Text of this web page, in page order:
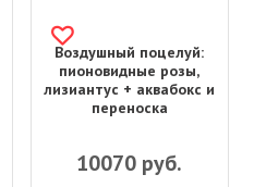
Воздушный поцелуй:
пионовидные розы,
лизиантус + аквабокс и
переноска
10070 руб.